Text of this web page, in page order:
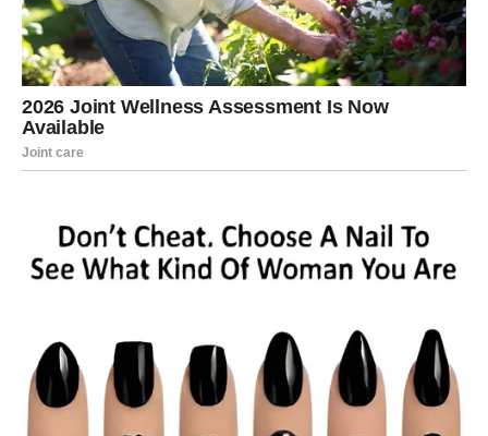
informacijom ili poslovnom prilikom zahvaljujući kojoj
ćete mnogo lakše ostvariti ono što želite.
Zvijezde vam poručuju da ne ignorišete razgovore i nova
poznanstva jer upravo preko jedne neočekivane situacije
može doći velika sreća.
Počinjete vjerovati sebi više nego
ikada prije
ljubavi, već i u vama samima. Tokom narednog perioda
počećete mnogo više vjerovati sebi i svojim
sposobnostima.